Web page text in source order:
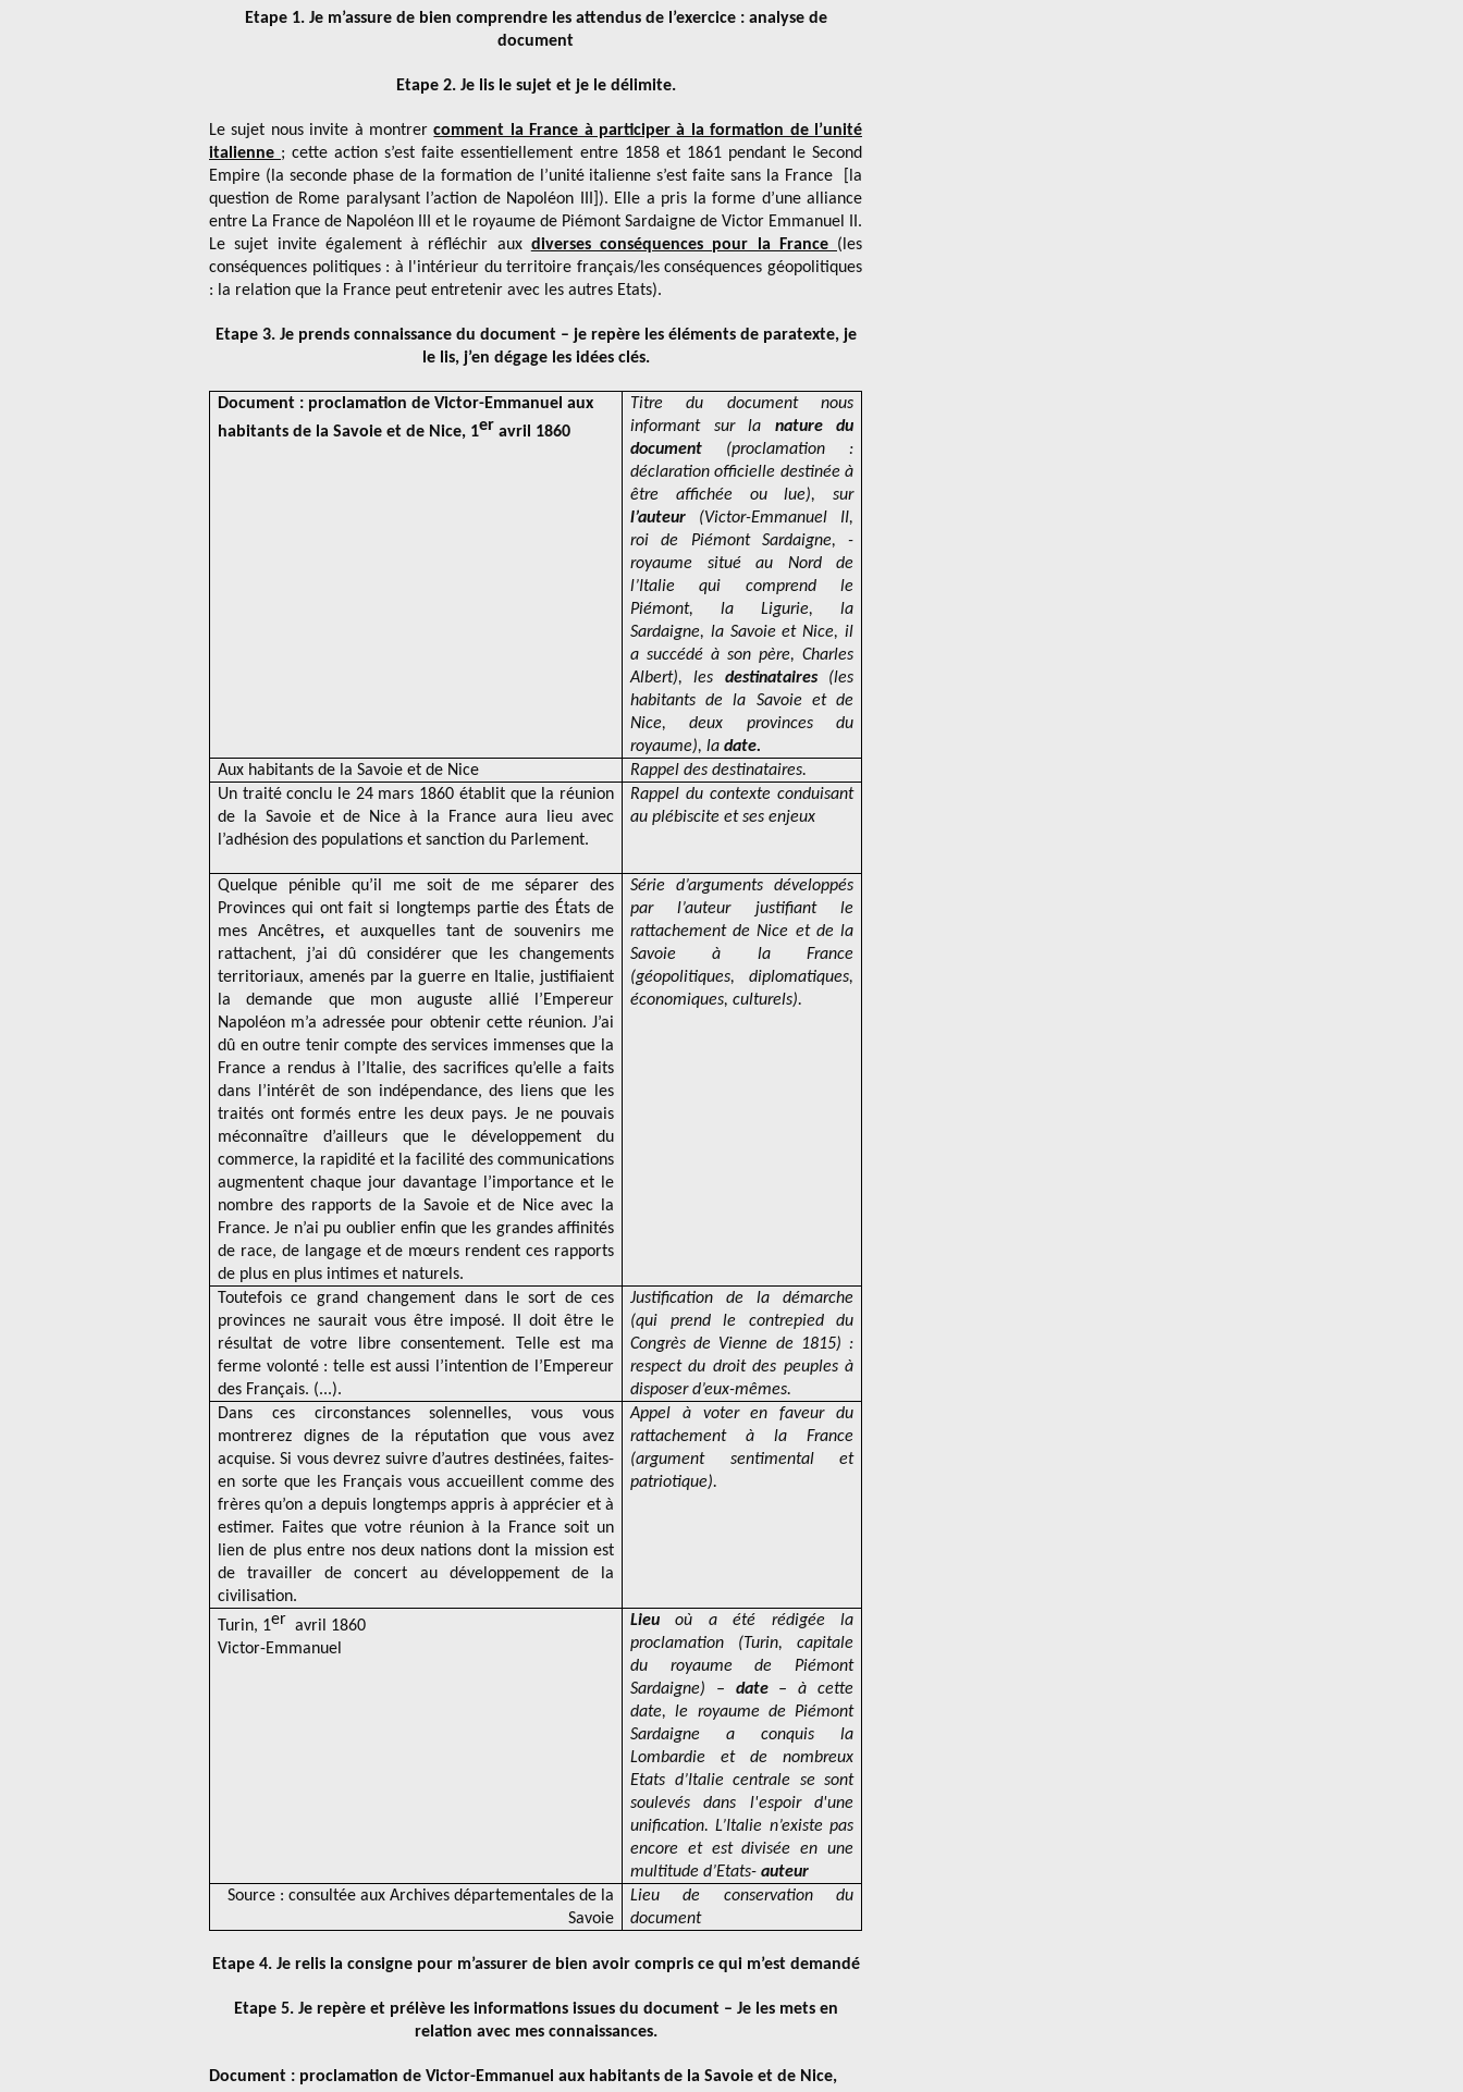
Etape 1. Je m’assure de bien comprendre les attendus de l’exercice : analyse de
document
Etape 2. Je lis le sujet et je le délimite.
Le sujet nous invite à montrercomment la France à participer à la formation de l’unité
italienne ; cette action s’est faite essentiellement entre 1858 et 1861 pendant le Second
Empire (la seconde phase de la formation de l’unité italienne s’est faite sans la France [la
question de Rome paralysant l’action de Napoléon III]). Elle a pris la forme d’une alliance
entre La France de Napoléon III et le royaume de Piémont Sardaigne de Victor Emmanuel II.
Le sujet invite également à réfléchir aux diverses conséquences pour la France (les
conséquences politiques : à l'intérieur du territoire français/les conséquences géopolitiques
: la relation que la France peut entretenir avec les autres Etats).
Etape 3. Je prends connaissance du document – je repère les éléments de paratexte, je
le lis, j’en dégage les idées clés.
Document : proclamation de Victor-Emmanuel aux
habitants de la Savoie et de Nice, 1er avril 1860
Titre du document nous
informant sur la nature du
document (proclamation :
déclaration officielle destinée à
être affichée ou lue), sur
l’auteur (Victor-Emmanuel II,
roi de Piémont Sardaigne, -
royaume situé au Nord de
l’Italie qui comprend le
Piémont, la Ligurie, la
Sardaigne, la Savoie et Nice, il
a succédé à son père, Charles
Albert), les destinataires(les
habitants de la Savoie et de
Nice, deux provinces du
royaume), la date.
Aux habitants de la Savoie et de Nice
Rappel des destinataires.
Un traité conclu le 24 mars 1860 établit que la réunion
de la Savoie et de Nice à la France aura lieu avec
l’adhésion des populations et sanction du Parlement.
Rappel du contexte conduisant
au plébiscite et ses enjeux
Quelque pénible qu’il me soit de me séparer des
Provinces qui ont fait si longtemps partie des États de
mes Ancêtres, et auxquelles tant de souvenirs me
rattachent, j’ai dû considérer que les changements
territoriaux, amenés par la guerre en Italie, justifiaient
la demande que mon auguste allié l’Empereur
Napoléon m’a adressée pour obtenir cette réunion. J’ai
dû en outre tenir compte des services immenses que la
France a rendus à l’Italie, des sacrifices qu’elle a faits
dans l’intérêt de son indépendance, des liens que les
traités ont formés entre les deux pays. Je ne pouvais
méconnaître d’ailleurs que le développement du
commerce, la rapidité et la facilité des communications
augmentent chaque jour davantage l’importance et le
nombre des rapports de la Savoie et de Nice avec la
France. Je n’ai pu oublier enfin que les grandes affinités
de race, de langage et de mœurs rendent ces rapports
de plus en plus intimes et naturels.
Série d’arguments développés
par l’auteur justifiant le
rattachement de Nice et de la
Savoie à la France
(géopolitiques, diplomatiques,
économiques, culturels).
Toutefois ce grand changement dans le sort de ces
provinces ne saurait vous être imposé. Il doit être le
résultat de votre libre consentement. Telle est ma
ferme volonté : telle est aussi l’intention de l’Empereur
des Français. (...).
Justification de la démarche
(qui prend le contrepied du
Congrès de Vienne de 1815) :
respect du droit des peuples à
disposer d’eux-mêmes.
Dans ces circonstances solennelles, vous vous
montrerez dignes de la réputation que vous avez
acquise. Si vous devrez suivre d’autres destinées, faites-
en sorte que les Français vous accueillent comme des
frères qu’on a depuis longtemps appris à apprécier et à
estimer. Faites que votre réunion à la France soit un
lien de plus entre nos deux nations dont la mission est
de travailler de concert au développement de la
civilisation.
Appel à voter en faveur du
rattachement à la France
(argument sentimental et
patriotique).
Turin, 1er avril 1860
Victor-Emmanuel
Lieu où a été rédigée la
proclamation (Turin, capitale
du royaume de Piémont
Sardaigne) – date– à cette
date, le royaume de Piémont
Sardaigne a conquis la
Lombardie et de nombreux
Etats d’Italie centrale se sont
soulevés dans l'espoir d'une
unification. L’Italie n’existe pas
encore et est divisée en une
multitude d’Etats- auteur
Source : consultée aux Archives départementales de la
Savoie
Lieu de conservation du
document
Etape 4. Je relis la consigne pour m’assurer de bien avoir compris ce qui m’est demandé
Etape 5. Je repère et prélève les informations issues du document – Je les mets en
relation avec mes connaissances.
Document : proclamation de Victor-Emmanuel aux habitants de la Savoie et de Nice,